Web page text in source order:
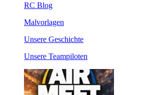
RC Blog
Malvorlagen
Unsere Geschichte
Unsere Teampiloten